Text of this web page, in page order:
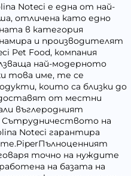
Noteci е една от най-
отличена като едно
в категория
и производителят
Pet Food, компания
най-модерното
това име, те се
които са близки до
от местни
въглеродният
Сътрудничеството на
Noteci гарантира
точно на нуждите
на базата на